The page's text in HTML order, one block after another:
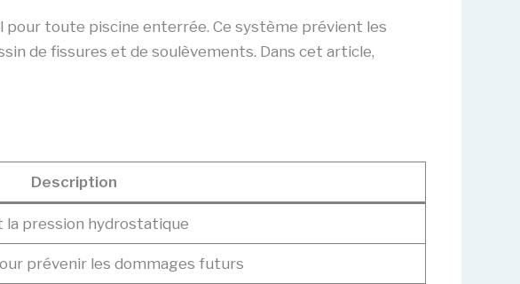
toute piscine enterrée. Ce système prévient les
de fissures et de soulèvements. Dans cet article,
Description
la pression hydrostatique
prévenir les dommages futurs